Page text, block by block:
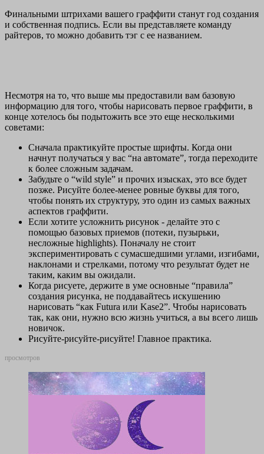
Финальными штрихами вашего граффити станут год создания
и собственная подпись. Если вы представляете команду
райтеров, то можно добавить тэг с ее названием.
Несмотря на то, что выше мы предоставили вам базовую
информацию для того, чтобы нарисовать первое граффити, в
конце хотелось бы подытожить все это еще несколькими
советами:
Сначала практикуйте простые шрифты. Когда они
начнут получаться у вас “на автомате”, тогда переходите
к более сложным задачам.
Забудьте о “wild style” и прочих изысках, это все будет
позже. Рисуйте более-менее ровные буквы для того,
чтобы понять их структуру, это один из самых важных
аспектов граффити.
Если хотите усложнить рисунок - делайте это с
помощью базовых приемов (потеки, пузырьки,
несложные highlights). Поначалу не стоит
экспериментировать с сумасшедшими углами, изгибами,
наклонами и стрелками, потому что результат будет не
таким, каким вы ожидали.
Когда рисуете, держите в уме основные “правила”
создания рисунка, не поддавайтесь искушению
нарисовать “как Futura или Kase2”. Чтобы нарисовать
так, как они, нужно всю жизнь учиться, а вы всего лишь
новичок.
Рисуйте-рисуйте-рисуйте! Главное практика.
просмотров